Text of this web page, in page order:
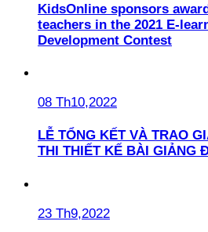
KidsOnline sponsors
teachers in the 2021 E-
Development Contest
08 Th10,2022
LỄ TỔNG KẾT VÀ TRAO
THI THIẾT KẾ BÀI GIẢNG
23 Th9,2022